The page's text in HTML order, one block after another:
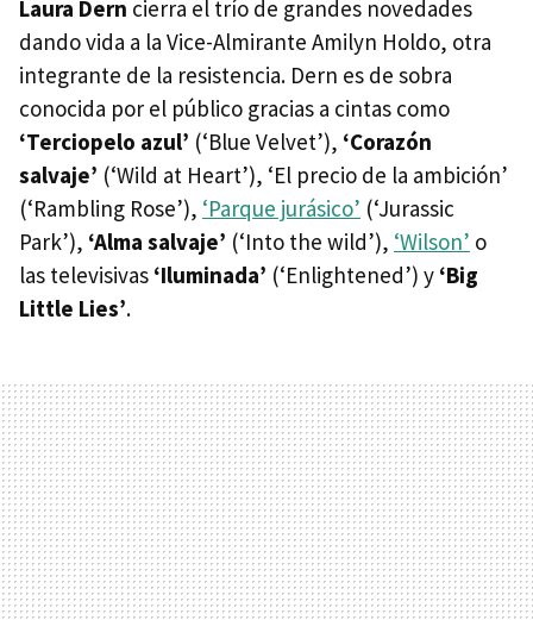
Laura Dern cierra el trío de grandes novedades
dando vida a la Vice-Almirante Amilyn Holdo, otra
integrante de la resistencia. Dern es de sobra
conocida por el público gracias a cintas como
‘Terciopelo azul’ (‘Blue Velvet’), ‘Corazón
salvaje’ (‘Wild at Heart’), ‘El precio de la ambición’
(‘Rambling Rose’), ‘Parque jurásico’ (‘Jurassic
Park’), ‘Alma salvaje’ (‘Into the wild’), ‘Wilson’ o
las televisivas ‘Iluminada’ (‘Enlightened’) y ‘Big
Little Lies’.